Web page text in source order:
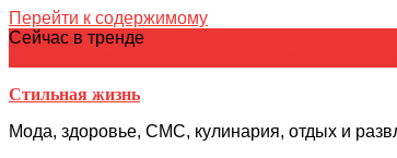
Перейти к содержимому
Сейчас в тренде
Стильная жизнь
Мода, здоровье, СМС, кулинария, отдых и